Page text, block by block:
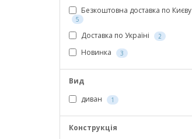
Безкоштовна доставка по Києву
5
Доставка по Україні 2
Новинка 3
Вид
диван
1
Конструкція